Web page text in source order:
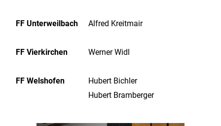
FF Unterweilbach Alfred Kreitmair
FF Vierkirchen Werner Widl
FF Welshofen
Hubert Bichler
Hubert Bramberger